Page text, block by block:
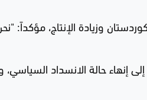
وزيادة الإنتاج، مؤكداً:
حالة الانسداد السياسي،